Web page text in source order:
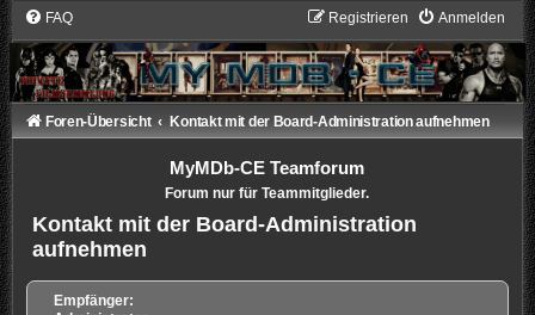
FAQ Anmelden
Registrieren
Foren-Übersicht Kontakt mit der Board-Administration aufnehmen
MyMDb-CE Teamforum
Forum nur für Teammitglieder.
Kontakt mit der Board-Administration
aufnehmen
Empfänger: